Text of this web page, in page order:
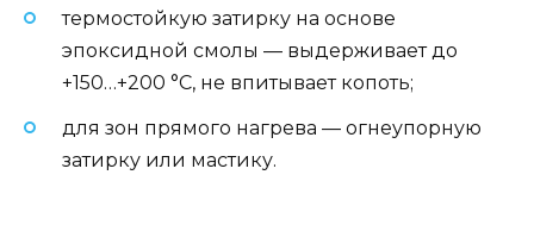
термостойкую затирку на основе
эпоксидной смолы — выдерживает до
+150…+200 °C, не впитывает копоть;
для зон прямого нагрева — огнеупорную
затирку или мастику.